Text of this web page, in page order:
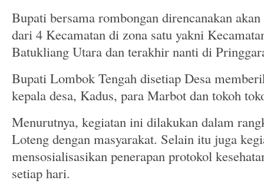
Bupati bersama rombongan direncanakan
dari 4 Kecamatan di zona satu yakni
Batukliang Utara dan terakhir nanti di
Bupati Lombok Tengah disetiap Desa
kepala desa, Kadus, para Marbot dan tokoh
Menurutnya, kegiatan ini dilakukan dalam
Loteng dengan masyarakat. Selain itu juga
mensosialisasikan penerapan protokol
setiap hari.